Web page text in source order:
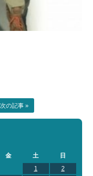
次の記事 »
金 土
日
1
2